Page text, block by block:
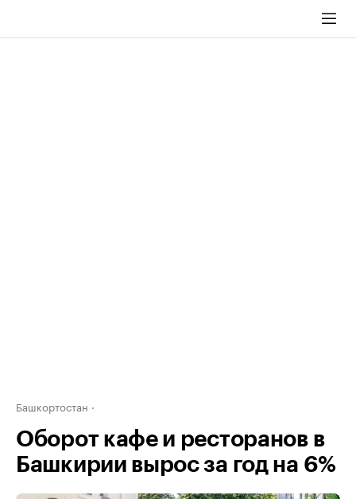
Башкортостан
Оборот кафе и ресторанов в
Башкирии вырос за год на 6%